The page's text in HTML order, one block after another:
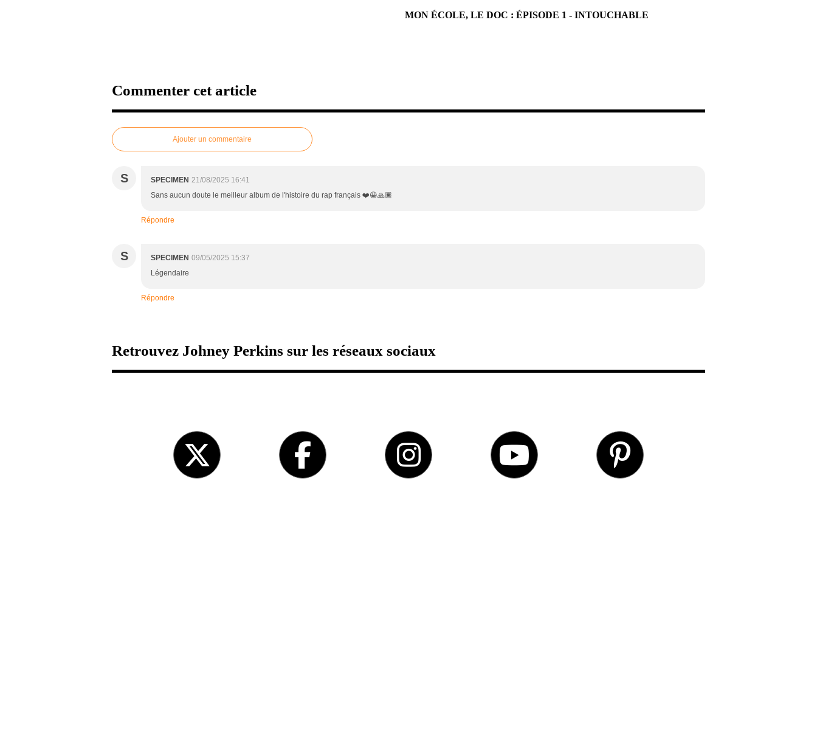
MON ÉCOLE, LE DOC : ÉPISODE 1 - INTOUCHABLE
Commenter cet article
Ajouter un commentaire
S SPECIMEN 21/08/2025 16:41
Sans aucun doute le meilleur album de l'histoire du rap français ❤️😀🙏🏿
Répondre
S SPECIMEN 09/05/2025 15:37
Légendaire
Répondre
Retrouvez Johney Perkins sur les réseaux sociaux